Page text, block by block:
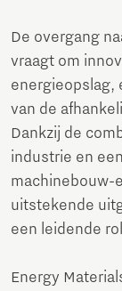
De overgang
vraagt om
energieopslag,
van de
Dankzij de
industrie en
machinebouw-
uitstekende
een leidende
Energy